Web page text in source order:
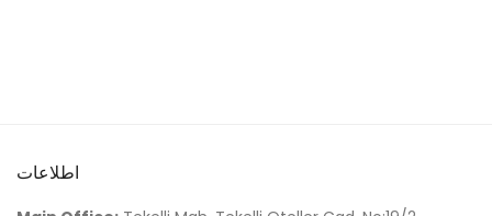
اطلاعات